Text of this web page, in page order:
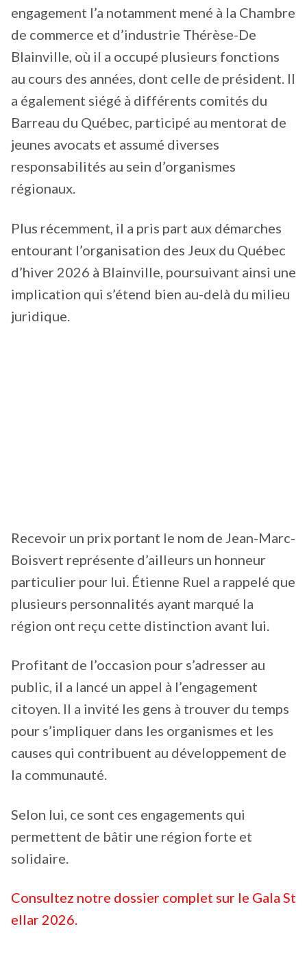
engagement l’a notamment mené à la Chambre
de commerce et d’industrie Thérèse-De
Blainville, où il a occupé plusieurs fonctions
au cours des années, dont celle de président. Il
a également siégé à différents comités du
Barreau du Québec, participé au mentorat de
jeunes avocats et assumé diverses
responsabilités au sein d’organismes
régionaux.
Plus récemment, il a pris part aux démarches
entourant l’organisation des Jeux du Québec
d’hiver 2026 à Blainville, poursuivant ainsi une
implication qui s’étend bien au-delà du milieu
juridique.
Recevoir un prix portant le nom de Jean-Marc-
Boisvert représente d’ailleurs un honneur
particulier pour lui. Étienne Ruel a rappelé que
plusieurs personnalités ayant marqué la
région ont reçu cette distinction avant lui.
Profitant de l’occasion pour s’adresser au
public, il a lancé un appel à l’engagement
citoyen. Il a invité les gens à trouver du temps
pour s’impliquer dans les organismes et les
causes qui contribuent au développement de
la communauté.
Selon lui, ce sont ces engagements qui
permettent de bâtir une région forte et
solidaire.
Consultez notre dossier complet sur le Gala St
ellar 2026.